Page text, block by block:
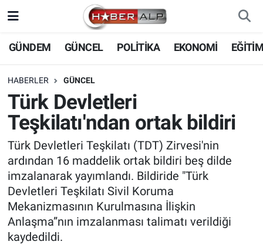
GÜNDEM GÜNCEL POLİTİKA EKONOMİ
HABERLER GÜNCEL
Türk Devletleri
Teşkilatı'ndan ortak bildiri
Türk Devletleri Teşkilatı (TDT) Zirvesi'nin
ardından 16 maddelik ortak bildiri beş dilde
imzalanarak yayımlandı. Bildiride "Türk
Devletleri Teşkilatı Sivil Koruma
Mekanizmasının Kurulmasına İlişkin
Anlaşma”nın imzalanması talimatı verildiği
kaydedildi.
Nöbetçi Eczaneler
Hava Durumu
Trafik Durumu
Süper Lig Puan Durumu ve Fikstür
Tüm Manşetler
Son Dakika Haberleri
Haber Arşivi